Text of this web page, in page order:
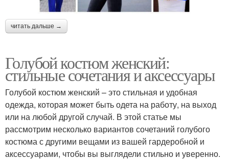
читать дальше →
Голубой костюм женский:
стильные сочетания и аксессуары
Голубой костюм женский – это стильная и удобная
одежда, которая может быть одета на работу, на выход
или на любой другой случай. В этой статье мы
рассмотрим несколько вариантов сочетаний голубого
костюма с другими вещами из вашей гардеробной и
аксессуарами, чтобы вы выглядели стильно и уверенно.